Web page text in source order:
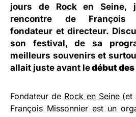
jours de Rock en
rencontre de François
fondateur et directeur.
son festival, de sa
meilleurs souvenirs et
allait juste avant ledébut
Fondateur de Rock en Seine(et
François Missonnier est un